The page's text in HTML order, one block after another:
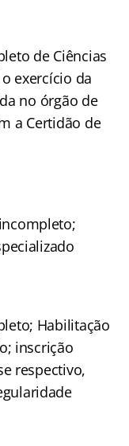
de Ciências
exercício da
no órgão de
a Certidão de
Habilitação
inscrição
respectivo,